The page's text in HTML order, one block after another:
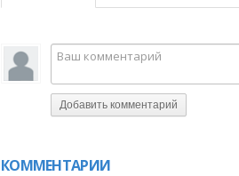
Добавить комментарий
КОММЕНТАРИИ